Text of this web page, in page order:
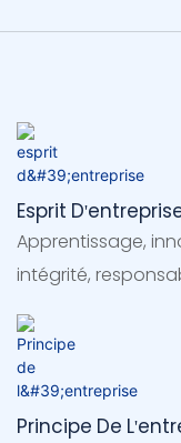
Esprit
Apprentissage,
intégrité,
Principe De